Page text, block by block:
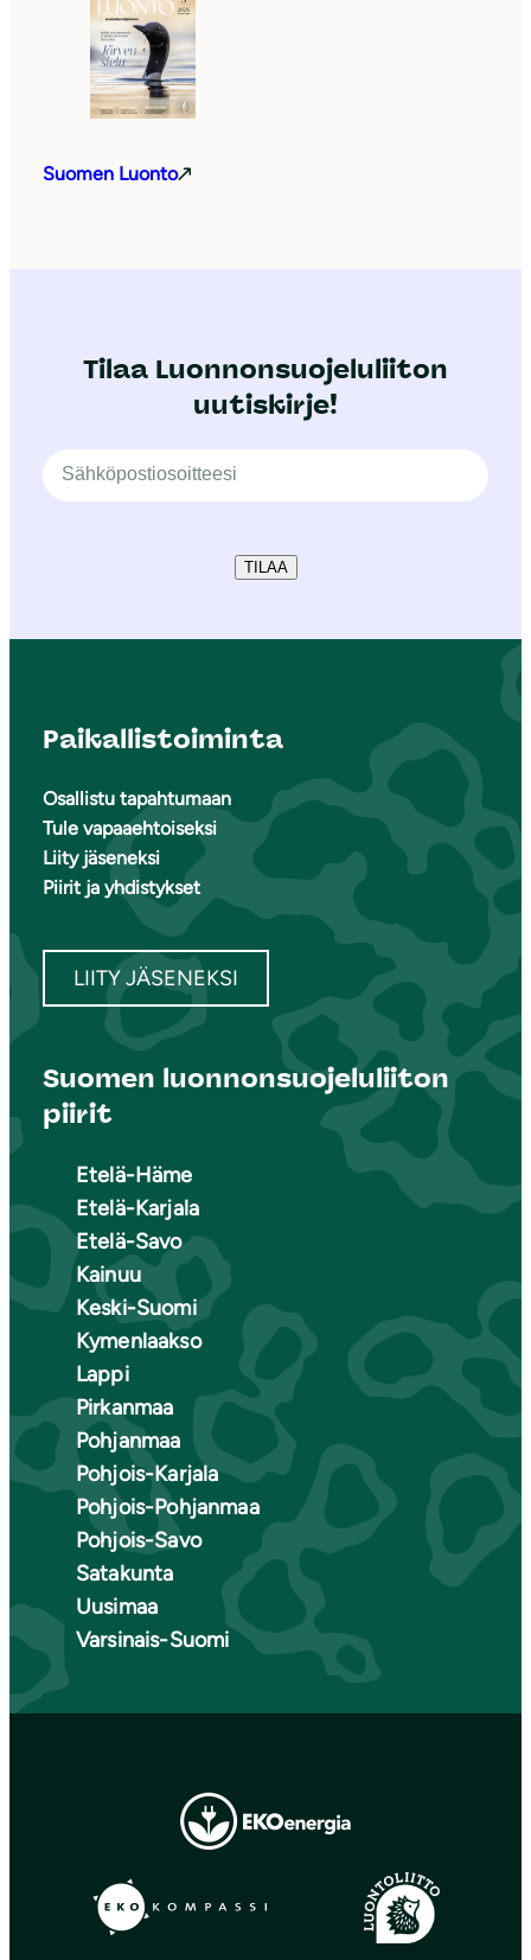
Suomen Luonto
Tilaa Luonnonsuojeluliiton
uutiskirje!
TILAA
Paikallistoiminta
Osallistu tapahtumaan
Tule vapaaehtoiseksi
Liity jäseneksi
Piirit ja yhdistykset
LIITY JÄSENEKSI
Suomen luonnonsuojeluliiton
piirit
Etelä-Häme
Etelä-Karjala
Etelä-Savo
Kainuu
Keski-Suomi
Kymenlaakso
Lappi
Pirkanmaa
Pohjanmaa
Pohjois-Karjala
Pohjois-Pohjanmaa
Pohjois-Savo
Satakunta
Uusimaa
Varsinais-Suomi